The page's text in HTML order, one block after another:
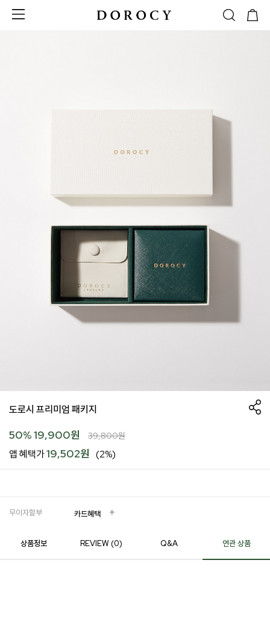
도로시 프리미엄 패키지
50%19,900원 39,800원
앱 혜택가19,502원 (2%)
무이자할부 카드혜택
상품정보 REVIEW (0) Q&A 연관 상품